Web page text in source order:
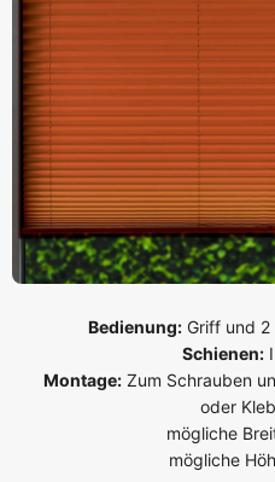
Bedienung: Griff und 2
Schienen:
Montage:Zum Schrauben
oder
mögliche
mögliche